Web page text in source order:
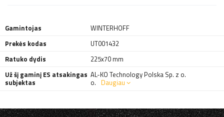
Gamintojas
WINTERHOFF
Prekės kodas
UT001432
Ratuko dydis
225x70 mm
Už šį gaminį ES atsakingas
subjektas
AL-KO Technology Polska Sp. z o.
o. Daugiau